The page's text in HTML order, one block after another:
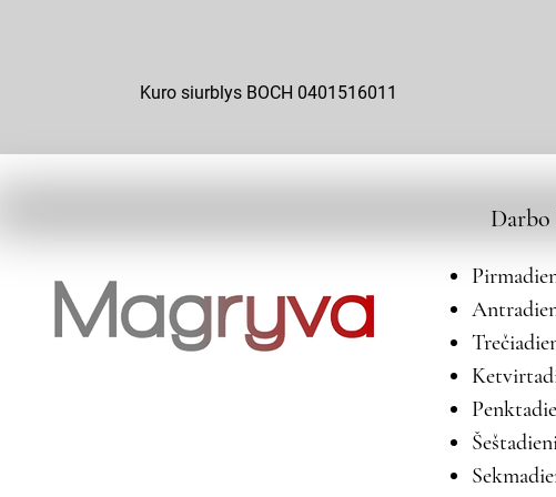
Kuro siurblys BOCH 0401516011
Darbo